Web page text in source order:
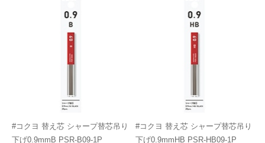
#コクヨ 替え芯 シャープ替芯吊り
下げ0.9mmB PSR-B09-1P
#コクヨ 替え芯 シャープ替芯吊り
下げ0.9mmHB PSR-HB09-1P